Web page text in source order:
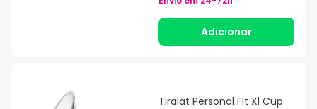
Adicionar
Tiralat Personal Fit Xl Cup